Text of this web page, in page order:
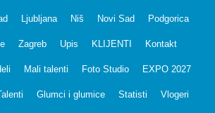
Ljubljana Niš Novi Sad Podgorica
Zagreb Upis KLIJENTI Kontakt
Mali talenti Foto Studio EXPO 2027
Glumci i glumice Statisti Vlogeri